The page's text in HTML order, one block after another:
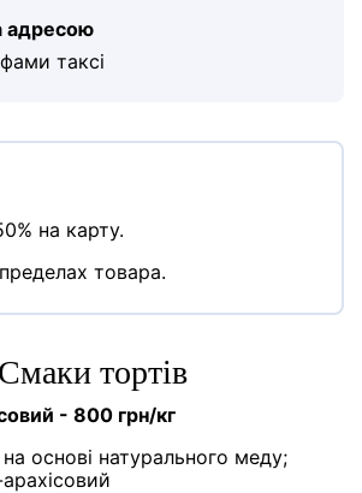
адресою
таксі
на карту.
товара.
Cмаки тортів
- 800 грн/кг
основі натурального меду;